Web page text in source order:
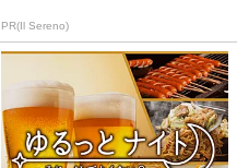
PR(Il Sereno)